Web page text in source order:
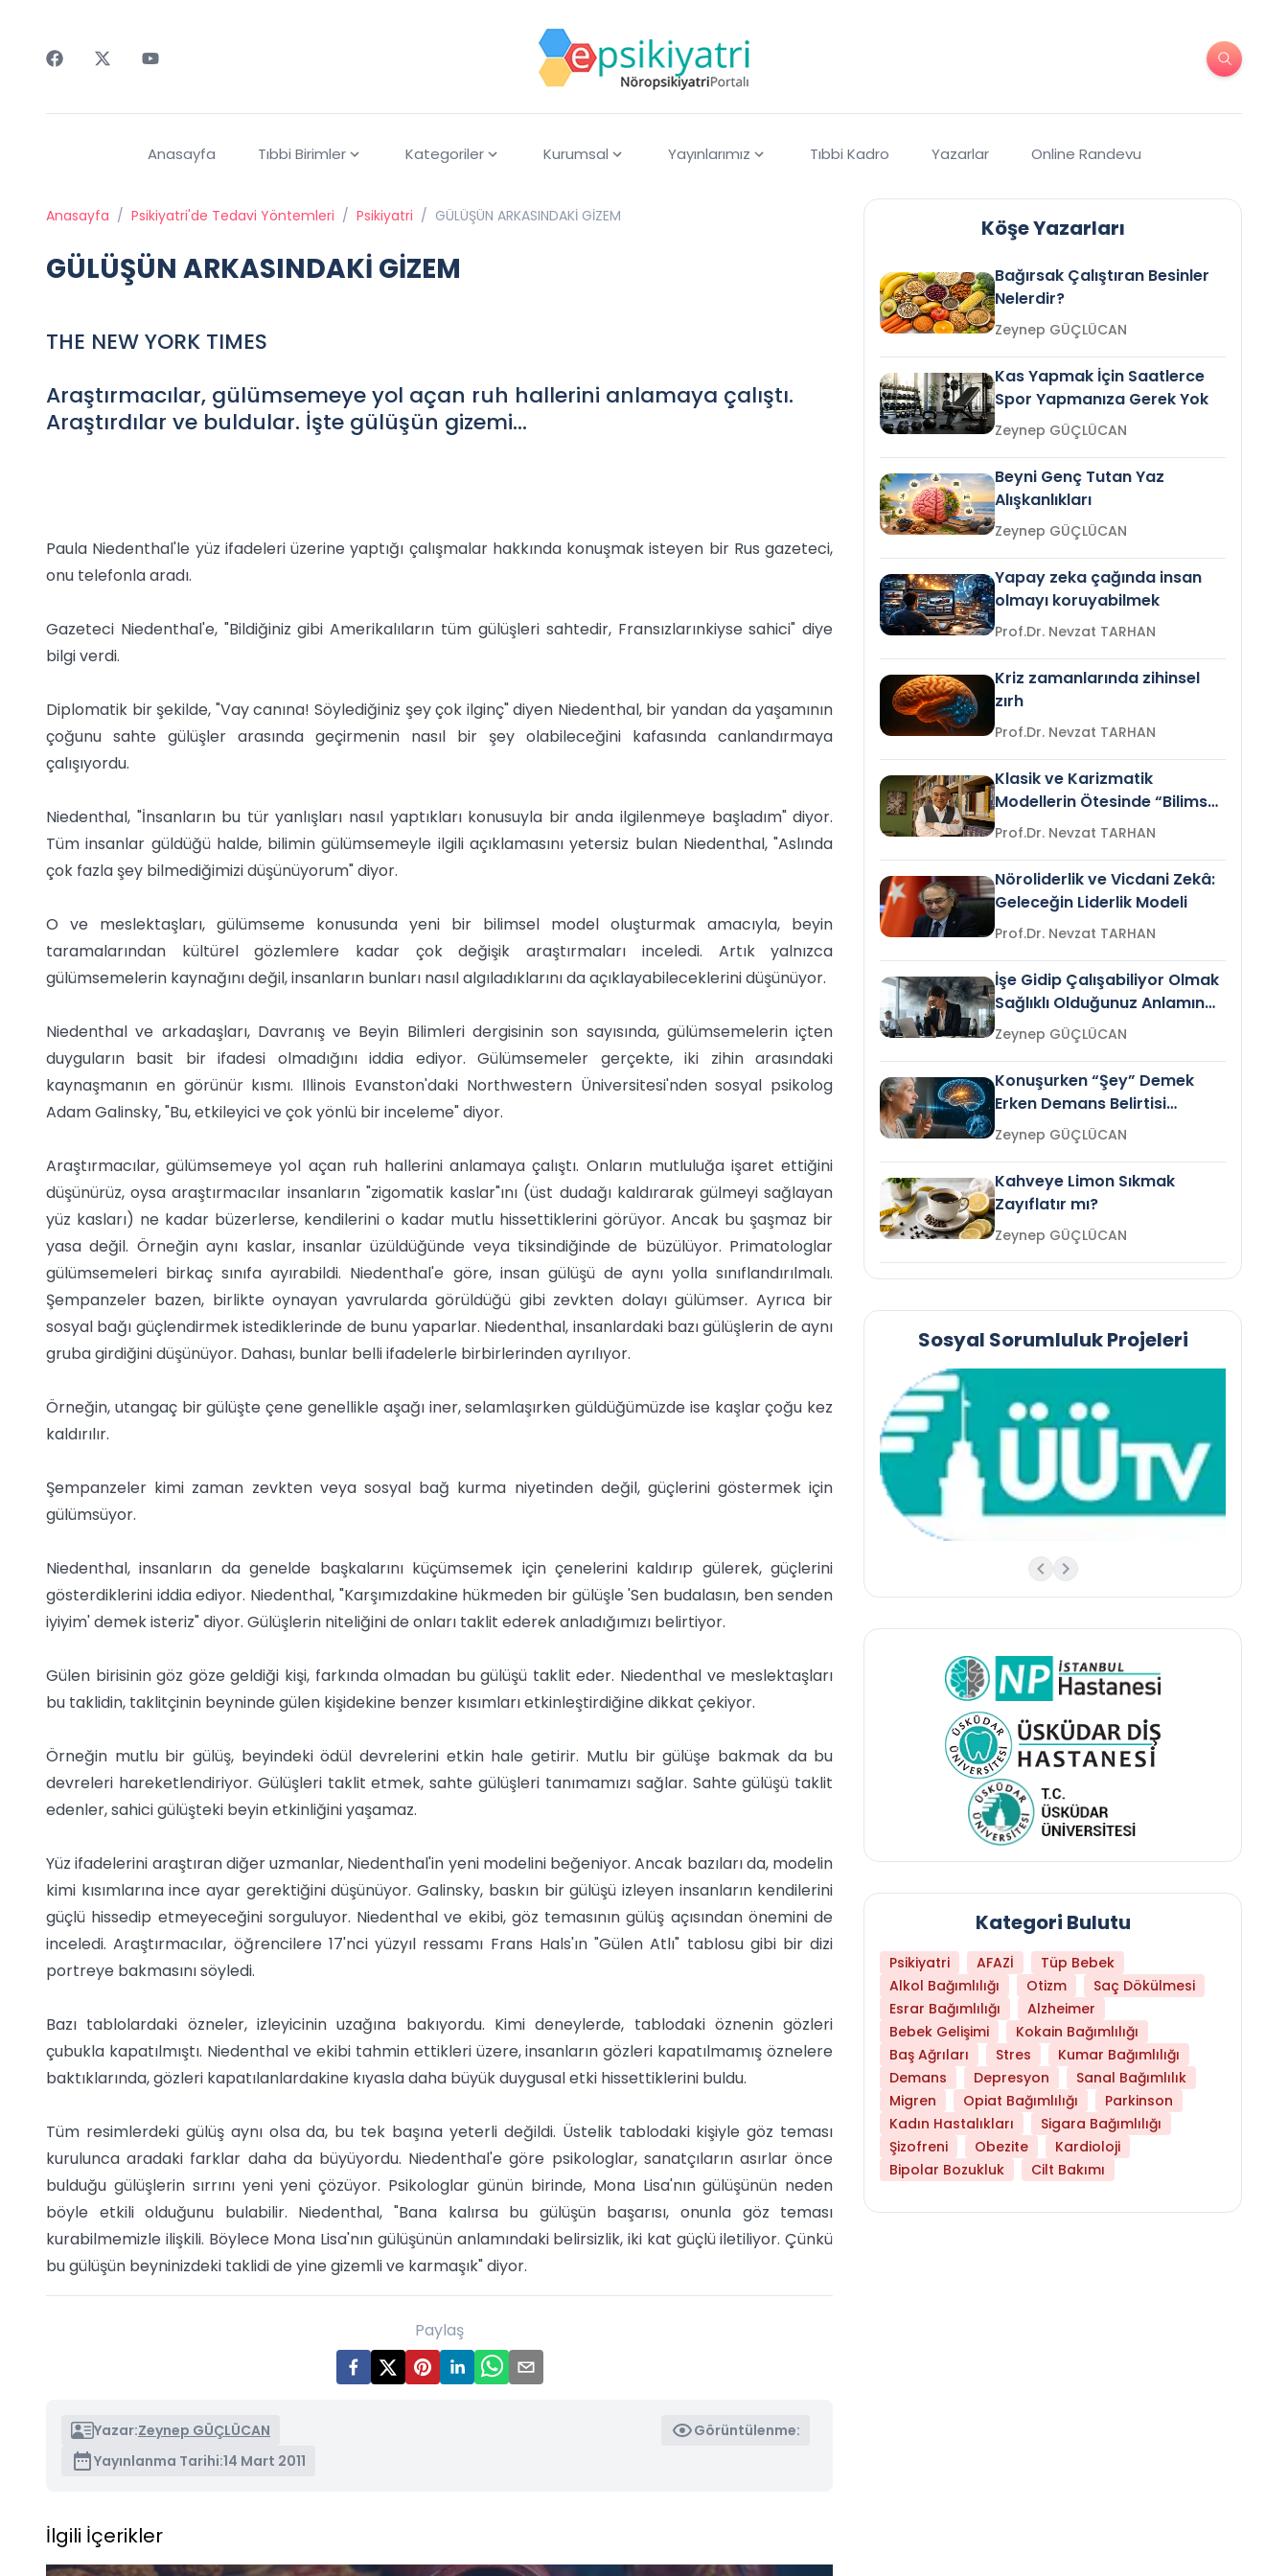
Anasayfa Tıbbi Birimler Kategoriler Kurumsal Yayınlarımız Tıbbi Kadro Yazarlar Online Randevu
Anasayfa / Psikiyatri'de Tedavi Yöntemleri / Psikiyatri / GÜLÜŞÜN ARKASINDAKİ GİZEM
GÜLÜŞÜN ARKASINDAKİ GİZEM
THE NEW YORK TIMES
Araştırmacılar, gülümsemeye yol açan ruh hallerini anlamaya çalıştı.
Araştırdılar ve buldular. İşte gülüşün gizemi…
Paula Niedenthal'le yüz ifadeleri üzerine yaptığı çalışmalar hakkında konuşmak isteyen bir Rus gazeteci,
onu telefonla aradı.
Gazeteci Niedenthal'e, "Bildiğiniz gibi Amerikalıların tüm gülüşleri sahtedir, Fransızlarınkiyse sahici" diye
bilgi verdi.
Diplomatik bir şekilde, "Vay canına! Söylediğiniz şey çok ilginç" diyen Niedenthal, bir yandan da yaşamının
çoğunu sahte gülüşler arasında geçirmenin nasıl bir şey olabileceğini kafasında canlandırmaya
çalışıyordu.
Niedenthal, "İnsanların bu tür yanlışları nasıl yaptıkları konusuyla bir anda ilgilenmeye başladım" diyor.
Tüm insanlar güldüğü halde, bilimin gülümsemeyle ilgili açıklamasını yetersiz bulan Niedenthal, "Aslında
çok fazla şey bilmediğimizi düşünüyorum" diyor.
O ve meslektaşları, gülümseme konusunda yeni bir bilimsel model oluşturmak amacıyla, beyin
taramalarından kültürel gözlemlere kadar çok değişik araştırmaları inceledi. Artık yalnızca
gülümsemelerin kaynağını değil, insanların bunları nasıl algıladıklarını da açıklayabileceklerini düşünüyor.
Niedenthal ve arkadaşları, Davranış ve Beyin Bilimleri dergisinin son sayısında, gülümsemelerin içten
duyguların basit bir ifadesi olmadığını iddia ediyor. Gülümsemeler gerçekte, iki zihin arasındaki
kaynaşmanın en görünür kısmı. Illinois Evanston'daki Northwestern Üniversitesi'nden sosyal psikolog
Adam Galinsky, "Bu, etkileyici ve çok yönlü bir inceleme" diyor.
Araştırmacılar, gülümsemeye yol açan ruh hallerini anlamaya çalıştı. Onların mutluluğa işaret ettiğini
düşünürüz, oysa araştırmacılar insanların "zigomatik kaslar"ını (üst dudağı kaldırarak gülmeyi sağlayan
yüz kasları) ne kadar büzerlerse, kendilerini o kadar mutlu hissettiklerini görüyor. Ancak bu şaşmaz bir
yasa değil. Örneğin aynı kaslar, insanlar üzüldüğünde veya tiksindiğinde de büzülüyor. Primatologlar
gülümsemeleri birkaç sınıfa ayırabildi. Niedenthal'e göre, insan gülüşü de aynı yolla sınıflandırılmalı.
Şempanzeler bazen, birlikte oynayan yavrularda görüldüğü gibi zevkten dolayı gülümser. Ayrıca bir
sosyal bağı güçlendirmek istediklerinde de bunu yaparlar. Niedenthal, insanlardaki bazı gülüşlerin de aynı
gruba girdiğini düşünüyor. Dahası, bunlar belli ifadelerle birbirlerinden ayrılıyor.
Örneğin, utangaç bir gülüşte çene genellikle aşağı iner, selamlaşırken güldüğümüzde ise kaşlar çoğu kez
kaldırılır.
Şempanzeler kimi zaman zevkten veya sosyal bağ kurma niyetinden değil, güçlerini göstermek için
gülümsüyor.
Niedenthal, insanların da genelde başkalarını küçümsemek için çenelerini kaldırıp gülerek, güçlerini
gösterdiklerini iddia ediyor. Niedenthal, "Karşımızdakine hükmeden bir gülüşle 'Sen budalasın, ben senden
iyiyim' demek isteriz" diyor. Gülüşlerin niteliğini de onları taklit ederek anladığımızı belirtiyor.
Gülen birisinin göz göze geldiği kişi, farkında olmadan bu gülüşü taklit eder. Niedenthal ve meslektaşları
bu taklidin, taklitçinin beyninde gülen kişidekine benzer kısımları etkinleştirdiğine dikkat çekiyor.
Örneğin mutlu bir gülüş, beyindeki ödül devrelerini etkin hale getirir. Mutlu bir gülüşe bakmak da bu
devreleri hareketlendiriyor. Gülüşleri taklit etmek, sahte gülüşleri tanımamızı sağlar. Sahte gülüşü taklit
edenler, sahici gülüşteki beyin etkinliğini yaşamaz.
Yüz ifadelerini araştıran diğer uzmanlar, Niedenthal'in yeni modelini beğeniyor. Ancak bazıları da, modelin
kimi kısımlarına ince ayar gerektiğini düşünüyor. Galinsky, baskın bir gülüşü izleyen insanların kendilerini
güçlü hissedip etmeyeceğini sorguluyor. Niedenthal ve ekibi, göz temasının gülüş açısından önemini de
inceledi. Araştırmacılar, öğrencilere 17'nci yüzyıl ressamı Frans Hals'ın "Gülen Atlı" tablosu gibi bir dizi
portreye bakmasını söyledi.
Bazı tablolardaki özneler, izleyicinin uzağına bakıyordu. Kimi deneylerde, tablodaki öznenin gözleri
çubukla kapatılmıştı. Niedenthal ve ekibi tahmin ettikleri üzere, insanların gözleri kapatılmamış öznelere
baktıklarında, gözleri kapatılanlardakine kıyasla daha büyük duygusal etki hissettiklerini buldu.
Tüm resimlerdeki gülüş aynı olsa da, bu tek başına yeterli değildi. Üstelik tablodaki kişiyle göz teması
kurulunca aradaki farklar daha da büyüyordu. Niedenthal'e göre psikologlar, sanatçıların asırlar önce
bulduğu gülüşlerin sırrını yeni yeni çözüyor. Psikologlar günün birinde, Mona Lisa'nın gülüşünün neden
böyle etkili olduğunu bulabilir. Niedenthal, "Bana kalırsa bu gülüşün başarısı, onunla göz teması
kurabilmemizle ilişkili. Böylece Mona Lisa'nın gülüşünün anlamındaki belirsizlik, iki kat güçlü iletiliyor. Çünkü
bu gülüşün beyninizdeki taklidi de yine gizemli ve karmaşık" diyor.
Paylaş
Yazar:Zeynep GÜÇLÜCAN
Görüntülenme:
Yayınlanma Tarihi:14 Mart 2011
İlgili İçerikler
Köşe Yazarları
Bağırsak Çalıştıran Besinler
Nelerdir?
Zeynep GÜÇLÜCAN
Kas Yapmak İçin Saatlerce
Spor Yapmanıza Gerek Yok
Zeynep GÜÇLÜCAN
Beyni Genç Tutan Yaz
Alışkanlıkları
Zeynep GÜÇLÜCAN
Yapay zeka çağında insan
olmayı koruyabilmek
Prof.Dr. Nevzat TARHAN
Kriz zamanlarında zihinsel
zırh
Prof.Dr. Nevzat TARHAN
Klasik ve Karizmatik
Modellerin Ötesinde “Bilimsel
Liderlik”
Prof.Dr. Nevzat TARHAN
Nöroliderlik ve Vicdani Zekâ:
Geleceğin Liderlik Modeli
Prof.Dr. Nevzat TARHAN
İşe Gidip Çalışabiliyor Olmak
Sağlıklı Olduğunuz Anlamına
Gelir mi?Zeynep GÜÇLÜCAN
Konuşurken “Şey” Demek
Erken Demans Belirtisi
Olabilir mi?Zeynep GÜÇLÜCAN
Kahveye Limon Sıkmak
Zayıflatır mı?
Zeynep GÜÇLÜCAN
Sosyal Sorumluluk Projeleri
Kategori Bulutu
Psikiyatri AFAZİ
Tüp Bebek
Alkol Bağımlılığı
Otizm
Saç Dökülmesi
Esrar Bağımlılığı
Alzheimer
Bebek Gelişimi
Kokain Bağımlılığı
Baş Ağrıları
Stres
Kumar Bağımlılığı
Demans
Depresyon
Sanal Bağımlılık
Migren
Opiat Bağımlılığı
Parkinson
Kadın Hastalıkları
Sigara Bağımlılığı
Şizofreni
Obezite
Kardioloji
Bipolar Bozukluk
Cilt Bakımı